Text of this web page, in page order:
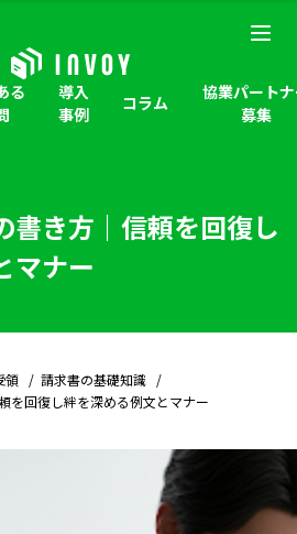
る
導入
事例
コラム
協業パート
募集
書き方｜信頼を回復し
マナー
領
請求書の基礎知識
を回復し絆を深める例文とマナー